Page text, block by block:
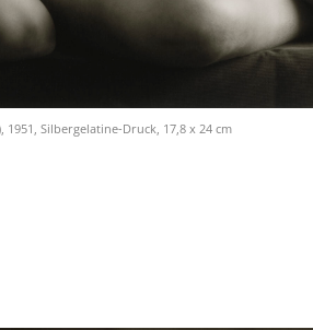
1951, Silbergelatine-Druck, 17,8 x 24 cm